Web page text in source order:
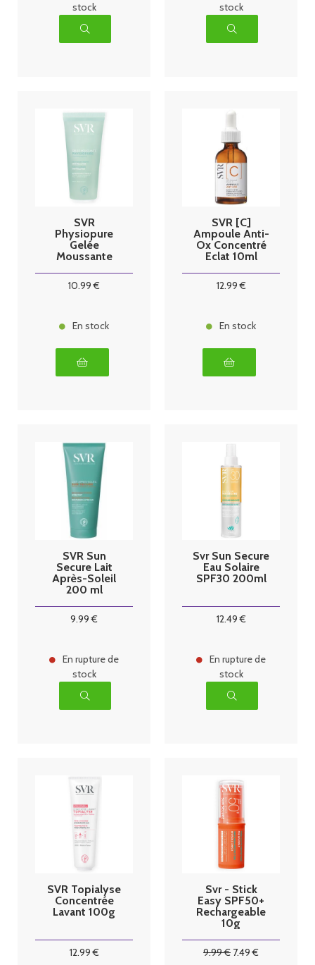
stock
stock
SVR
Physiopure
Gelée
Moussante
10.99 €
En stock
SVR [C]
Ampoule Anti-
Ox Concentré
Eclat 10ml
12.99€
En stock
SVR Sun
Secure Lait
Après-Soleil
200 ml
9.99 €
En rupture de
stock
Svr Sun Secure
Eau Solaire
SPF30 200ml
12.49€
En rupture de
stock
SVR Topialyse
Concentrée
Lavant 100g
12.99€
Svr - Stick
Easy SPF50+
Rechargeable
10g
9.99€ 7.49 €